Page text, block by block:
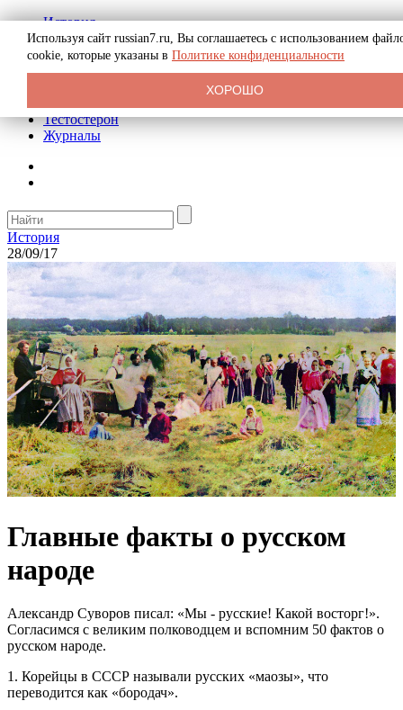
История
Биография
Криминал
Реклама на сайте
Тестостерон
Журналы
История
28/09/17
Главные факты о русском
народе
Александр Суворов писал: «Мы - русские! Какой восторг!».
Согласимся с великим полководцем и вспомним 50 фактов о
русском народе.
1. Корейцы в СССР называли русских «маозы», что
переводится как «бородач».
Используя сайт russian7.ru, Вы соглашаетесь с использованием
cookie, которые указаны в Политике конфиденциальности
ХОРОШО